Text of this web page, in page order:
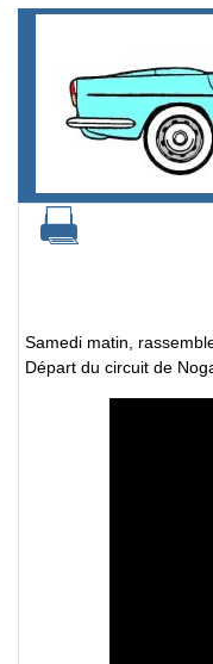
Samedi matin,
Départ du circuit de